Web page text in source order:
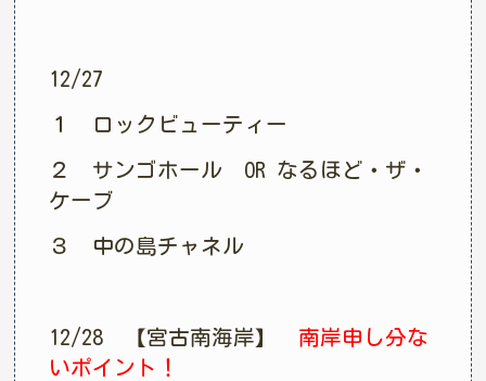
12/27
１ ロックビューティー
２ サンゴホール OR なるほど・ザ・
ケーブ
３ 中の島チャネル
12/28 【宮古南海岸】 南岸申し分な
いポイント！